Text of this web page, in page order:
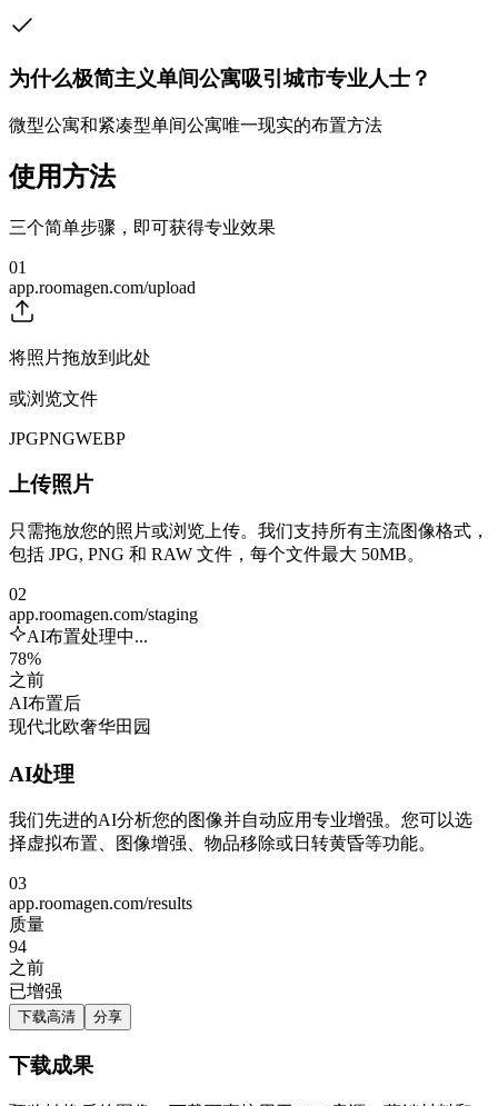
为什么极简主义单间公寓吸引城市专业人士？
微型公寓和紧凑型单间公寓唯一现实的布置方法
使用方法
三个简单步骤，即可获得专业效果
01
app.roomagen.com/upload
将照片拖放到此处
或浏览文件
JPGPNGWEBP
上传照片
只需拖放您的照片或浏览上传。我们支持所有主流图像格式，
包括 JPG, PNG 和 RAW 文件，每个文件最大 50MB。
02
app.roomagen.com/staging
AI布置处理中...
78%
之前
AI布置后
现代北欧奢华田园
AI处理
我们先进的AI分析您的图像并自动应用专业增强。您可以选
择虚拟布置、图像增强、物品移除或日转黄昏等功能。
03
app.roomagen.com/results
质量
94
之前
已增强
下载高清 分享
下载成果